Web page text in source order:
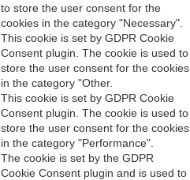
to store the user consent for the
cookies in the category "Necessary".
This cookie is set by GDPR Cookie
Consent plugin. The cookie is used to
store the user consent for the cookies
in the category "Other.
This cookie is set by GDPR Cookie
Consent plugin. The cookie is used to
store the user consent for the cookies
in the category "Performance".
The cookie is set by the GDPR
Cookie Consent plugin and is used to